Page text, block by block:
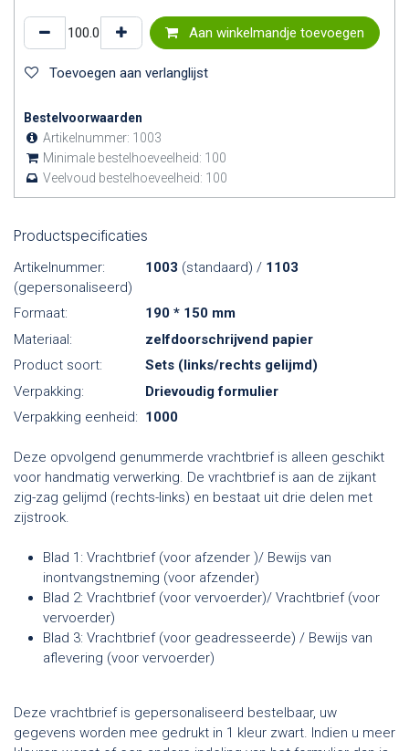
Aan winkelmandje toevoegen
Toevoegen aan verlanglijst
Bestelvoorwaarden
Artikelnummer: 1003
Minimale bestelhoeveelheid: 100
Veelvoud bestelhoeveelheid: 100
Productspecificaties
Artikelnummer: 1003 (standaard) / 1103
(gepersonaliseerd)
Formaat:
190 * 150 mm
Materiaal:
zelfdoorschrijvend papier
Product soort:
Sets (links/rechts gelijmd)
Verpakking:
Drievoudig formulier
Verpakking eenheid: 1000
Deze opvolgend genummerde vrachtbrief is alleen geschikt
voor handmatig verwerking. De vrachtbrief is aan de zijkant
zig-zag gelijmd (rechts-links) en bestaat uit drie delen met
zijstrook.
Blad 1: Vrachtbrief (voor afzender )/ Bewijs van
inontvangstneming (voor afzender)
Blad 2: Vrachtbrief (voor vervoerder)/ Vrachtbrief (voor
vervoerder)
Blad 3: Vrachtbrief (voor geadresseerde) / Bewijs van
aflevering (voor vervoerder)
Deze vrachtbrief is gepersonaliseerd bestelbaar, uw
gegevens worden mee gedrukt in 1 kleur zwart. Indien u meer